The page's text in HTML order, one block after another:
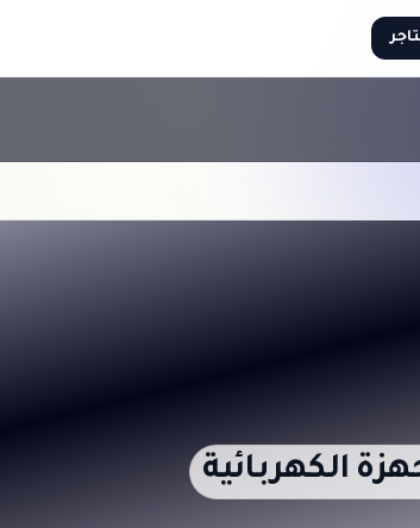
الكهربائية